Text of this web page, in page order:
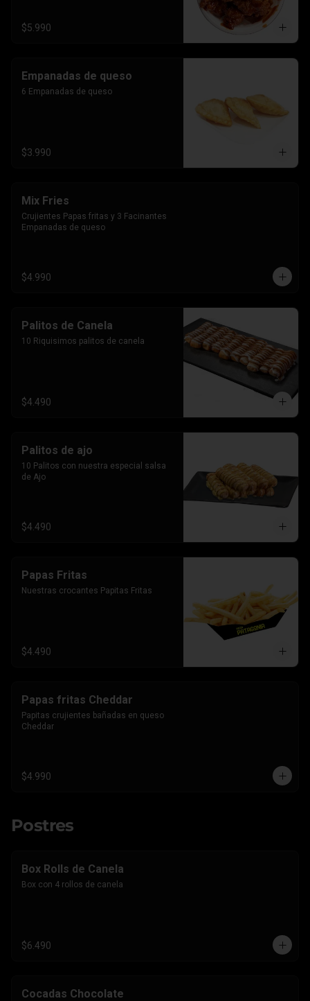
agregues el BBQ que gustes
$5.990
Empanadas de queso
6 Empanadas de queso
$3.990
Mix Fries
Crujientes Papas fritas y 3 Facinantes
Empanadas de queso
$4.990
Palitos de Canela
10 Riquisimos palitos de canela
$4.490
Palitos de ajo
10 Palitos con nuestra especial salsa
de Ajo
$4.490
Papas Fritas
Nuestras crocantes Papitas Fritas
$4.490
Papas fritas Cheddar
Papitas crujientes bañadas en queso
Cheddar
$4.990
Postres
Box Rolls de Canela
Box con 4 rollos de canela
$6.490
Cocadas Chocolate